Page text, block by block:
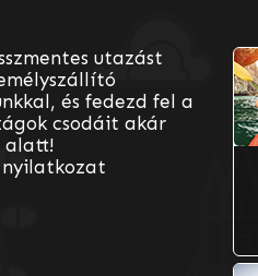
utazást
és fedezd fel a
csodáit akár
alatt!